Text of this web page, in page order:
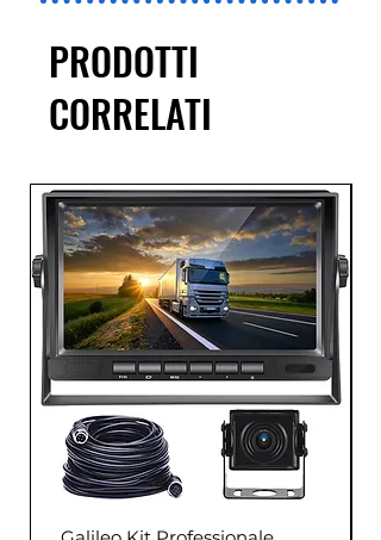
PRODOTTI
CORRELATI